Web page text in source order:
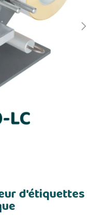
d'étiquettes